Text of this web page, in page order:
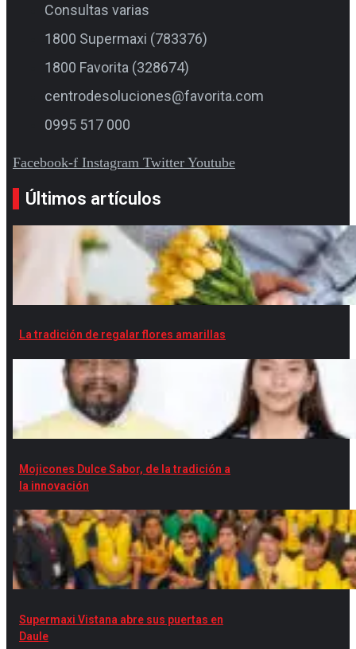
Consultas varias
1800 Supermaxi (783376)
1800 Favorita (328674)
centrodesoluciones@favorita.com
0995 517 000
Facebook-f Instagram Twitter Youtube
Últimos artículos
La tradición de regalar flores amarillas
Mojicones Dulce Sabor, de la tradición a
la innovación
Supermaxi Vistana abre sus puertas en
Daule